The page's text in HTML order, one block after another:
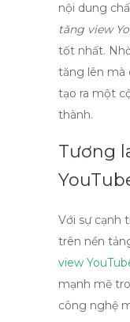
nội dung
tăng view
tốt nhất.
tăng lên mà
tạo ra một
thành.
Tương
Với sự cạnh
trên nền
view
mạnh mẽ
công nghệ